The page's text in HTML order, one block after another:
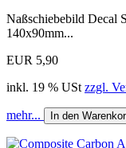
Naßschiebebild Decal
140x90mm...
EUR 5,90
inkl. 19 % USt zzgl.
mehr... In den